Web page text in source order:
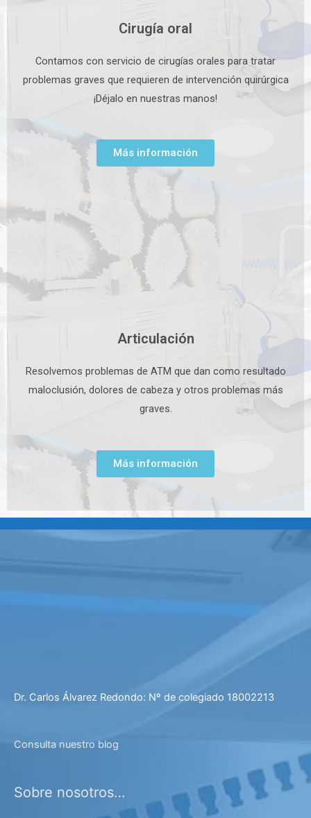
Cirugía oral
Contamos con servicio de cirugías orales para tratar
problemas graves que requieren de intervención quirúrgica
¡Déjalo en nuestras manos!
Más información
Articulación
Resolvemos problemas de ATM que dan como resultado
maloclusión, dolores de cabeza y otros problemas más
graves.
Más información
Dr. Carlos Álvarez Redondo: Nº de colegiado 18002213
Consulta nuestro blog
Sobre nosotros…